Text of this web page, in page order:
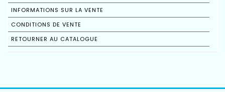
INFORMATIONS SUR LA VENTE
CONDITIONS DE VENTE
RETOURNER AU CATALOGUE